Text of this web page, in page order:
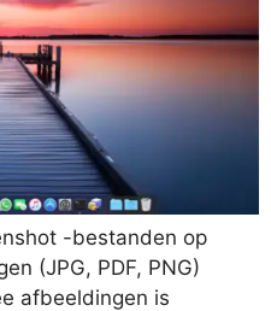
-bestanden op
(JPG, PDF, PNG)
afbeeldingen is